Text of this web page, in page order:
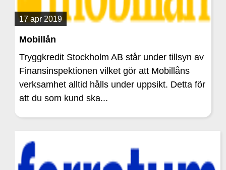
17 apr 2019
Mobillån
Tryggkredit Stockholm AB står under tillsyn av
Finansinspektionen vilket gör att Mobillåns
verksamhet alltid hålls under uppsikt. Detta för
att du som kund ska...